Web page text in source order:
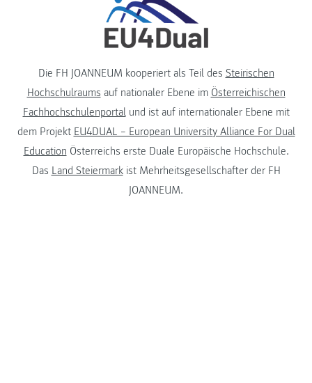
Die FH JOANNEUM kooperiert als Teil des Steirischen
Hochschulraums auf nationaler Ebene im Österreichischen
Fachhochschulenportalund ist auf internationaler Ebene mit
dem Projekt EU4DUAL – European University Alliance For Dual
Education Österreichs erste Duale Europäische Hochschule.
Das Land Steiermarkist Mehrheitsgesellschafter der FH
JOANNEUM.